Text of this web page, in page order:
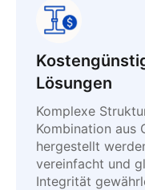
Lösungen
Komplexe
Kombination aus
hergestellt
vereinfacht und
Integrität